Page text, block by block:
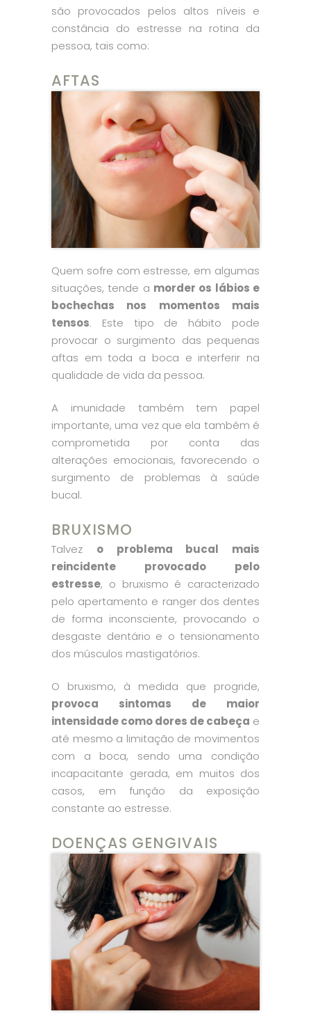
são provocados pelos altos níveis e
constância do estresse na rotina da
pessoa, tais como:
AFTAS
Quem sofre com estresse, em algumas
situações, tende a morder os lábios e
bochechas nos momentos mais
tensos. Este tipo de hábito pode
provocar o surgimento das pequenas
aftas em toda a boca e interferir na
qualidade de vida da pessoa.
A imunidade também tem papel
importante, uma vez que ela também é
comprometida por conta das
alterações emocionais, favorecendo o
surgimento de problemas à saúde
bucal.
BRUXISMO
Talvez o problema bucal mais
reincidente provocado pelo
estresse, o bruxismo é caracterizado
pelo apertamento e ranger dos dentes
de forma inconsciente, provocando o
desgaste dentário e o tensionamento
dos músculos mastigatórios.
O bruxismo, à medida que progride,
provoca sintomas de maior
intensidade como dores de cabeça e
até mesmo a limitação de movimentos
com a boca, sendo uma condição
incapacitante gerada, em muitos dos
casos, em função da exposição
constante ao estresse.
DOENÇAS GENGIVAIS